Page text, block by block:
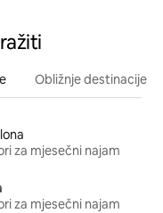
Obližnje destinacije
za mjesečni najam
za mjesečni najam